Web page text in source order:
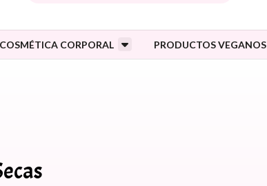
COSMÉTICA CORPORAL PRODUCTOS VEGANOS